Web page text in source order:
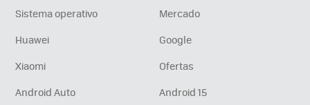
Sistema operativo
Mercado
Huawei
Google
Xiaomi
Ofertas
Android Auto
Android 15